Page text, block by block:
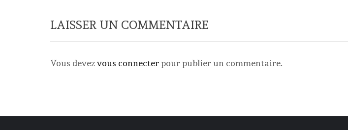
LAISSER UN COMMENTAIRE
Vous devezvous connecterpour publier un commentaire.